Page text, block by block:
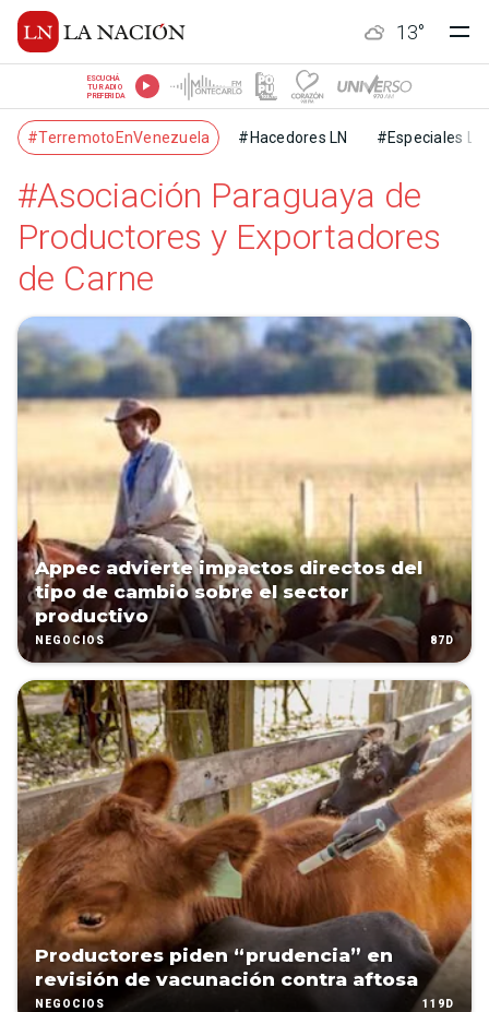
13°
ESCUCHÁ
TU RADIO
PREFERIDA
#TerremotoEnVenezuela #Hacedores LN #Especiales LN
#Asociación Paraguaya de
Productores y Exportadores
de Carne
Appec advierte impactos directos del
tipo de cambio sobre el sector
productivo
NEGOCIOS 87D
Productores piden “prudencia” en
revisión de vacunación contra aftosa
NEGOCIOS 119D